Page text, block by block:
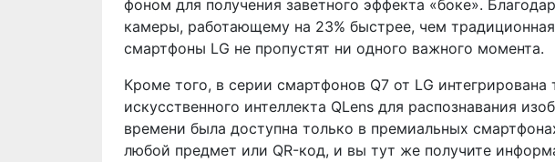
фоном для получения заветного эффекта «боке».
камеры, работающему на 23% быстрее, чем
смартфоны LG не пропустят ни одного важного момента.
Кроме того, в серии смартфонов Q7 от LG интегрирована
искусственного интеллекта QLens для распознавания
времени была доступна только в премиальных
любой предмет или QR-код, и вы тут же получите